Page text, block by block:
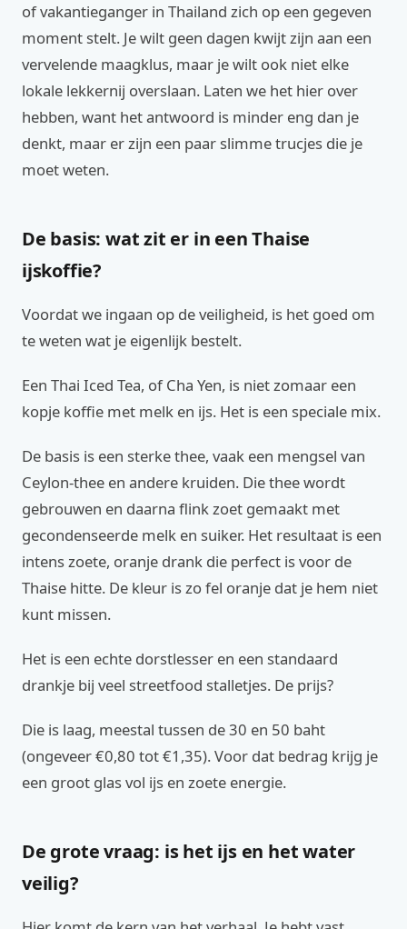
of vakantieganger in Thailand zich op een gegeven
moment stelt. Je wilt geen dagen kwijt zijn aan een
vervelende maagklus, maar je wilt ook niet elke
lokale lekkernij overslaan. Laten we het hier over
hebben, want het antwoord is minder eng dan je
denkt, maar er zijn een paar slimme trucjes die je
moet weten.
De basis: wat zit er in een Thaise
ijskoffie?
Voordat we ingaan op de veiligheid, is het goed om
te weten wat je eigenlijk bestelt.
Een Thai Iced Tea, of Cha Yen, is niet zomaar een
kopje koffie met melk en ijs. Het is een speciale mix.
De basis is een sterke thee, vaak een mengsel van
Ceylon-thee en andere kruiden. Die thee wordt
gebrouwen en daarna flink zoet gemaakt met
gecondenseerde melk en suiker. Het resultaat is een
intens zoete, oranje drank die perfect is voor de
Thaise hitte. De kleur is zo fel oranje dat je hem niet
kunt missen.
Het is een echte dorstlesser en een standaard
drankje bij veel streetfood stalletjes. De prijs?
Die is laag, meestal tussen de 30 en 50 baht
(ongeveer €0,80 tot €1,35). Voor dat bedrag krijg je
een groot glas vol ijs en zoete energie.
De grote vraag: is het ijs en het water
veilig?